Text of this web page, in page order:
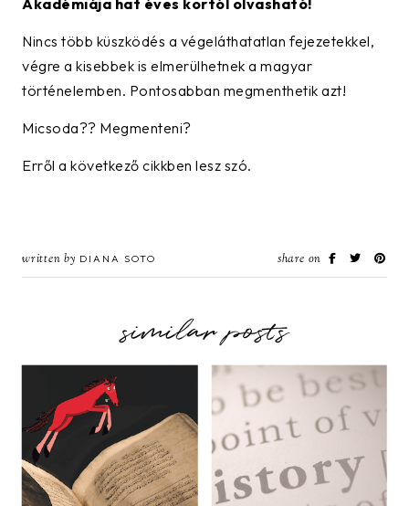
Akadémiája hat éves kortól olvasható!
Nincs több küszködés a végeláthatatlan fejezetekkel,
végre a kisebbek is elmerülhetnek a magyar
történelemben. Pontosabban megmenthetik azt!
Micsoda?? Megmenteni?
Erről a következő cikkben lesz szó.
written by DIANA SOTO share on
similar posts